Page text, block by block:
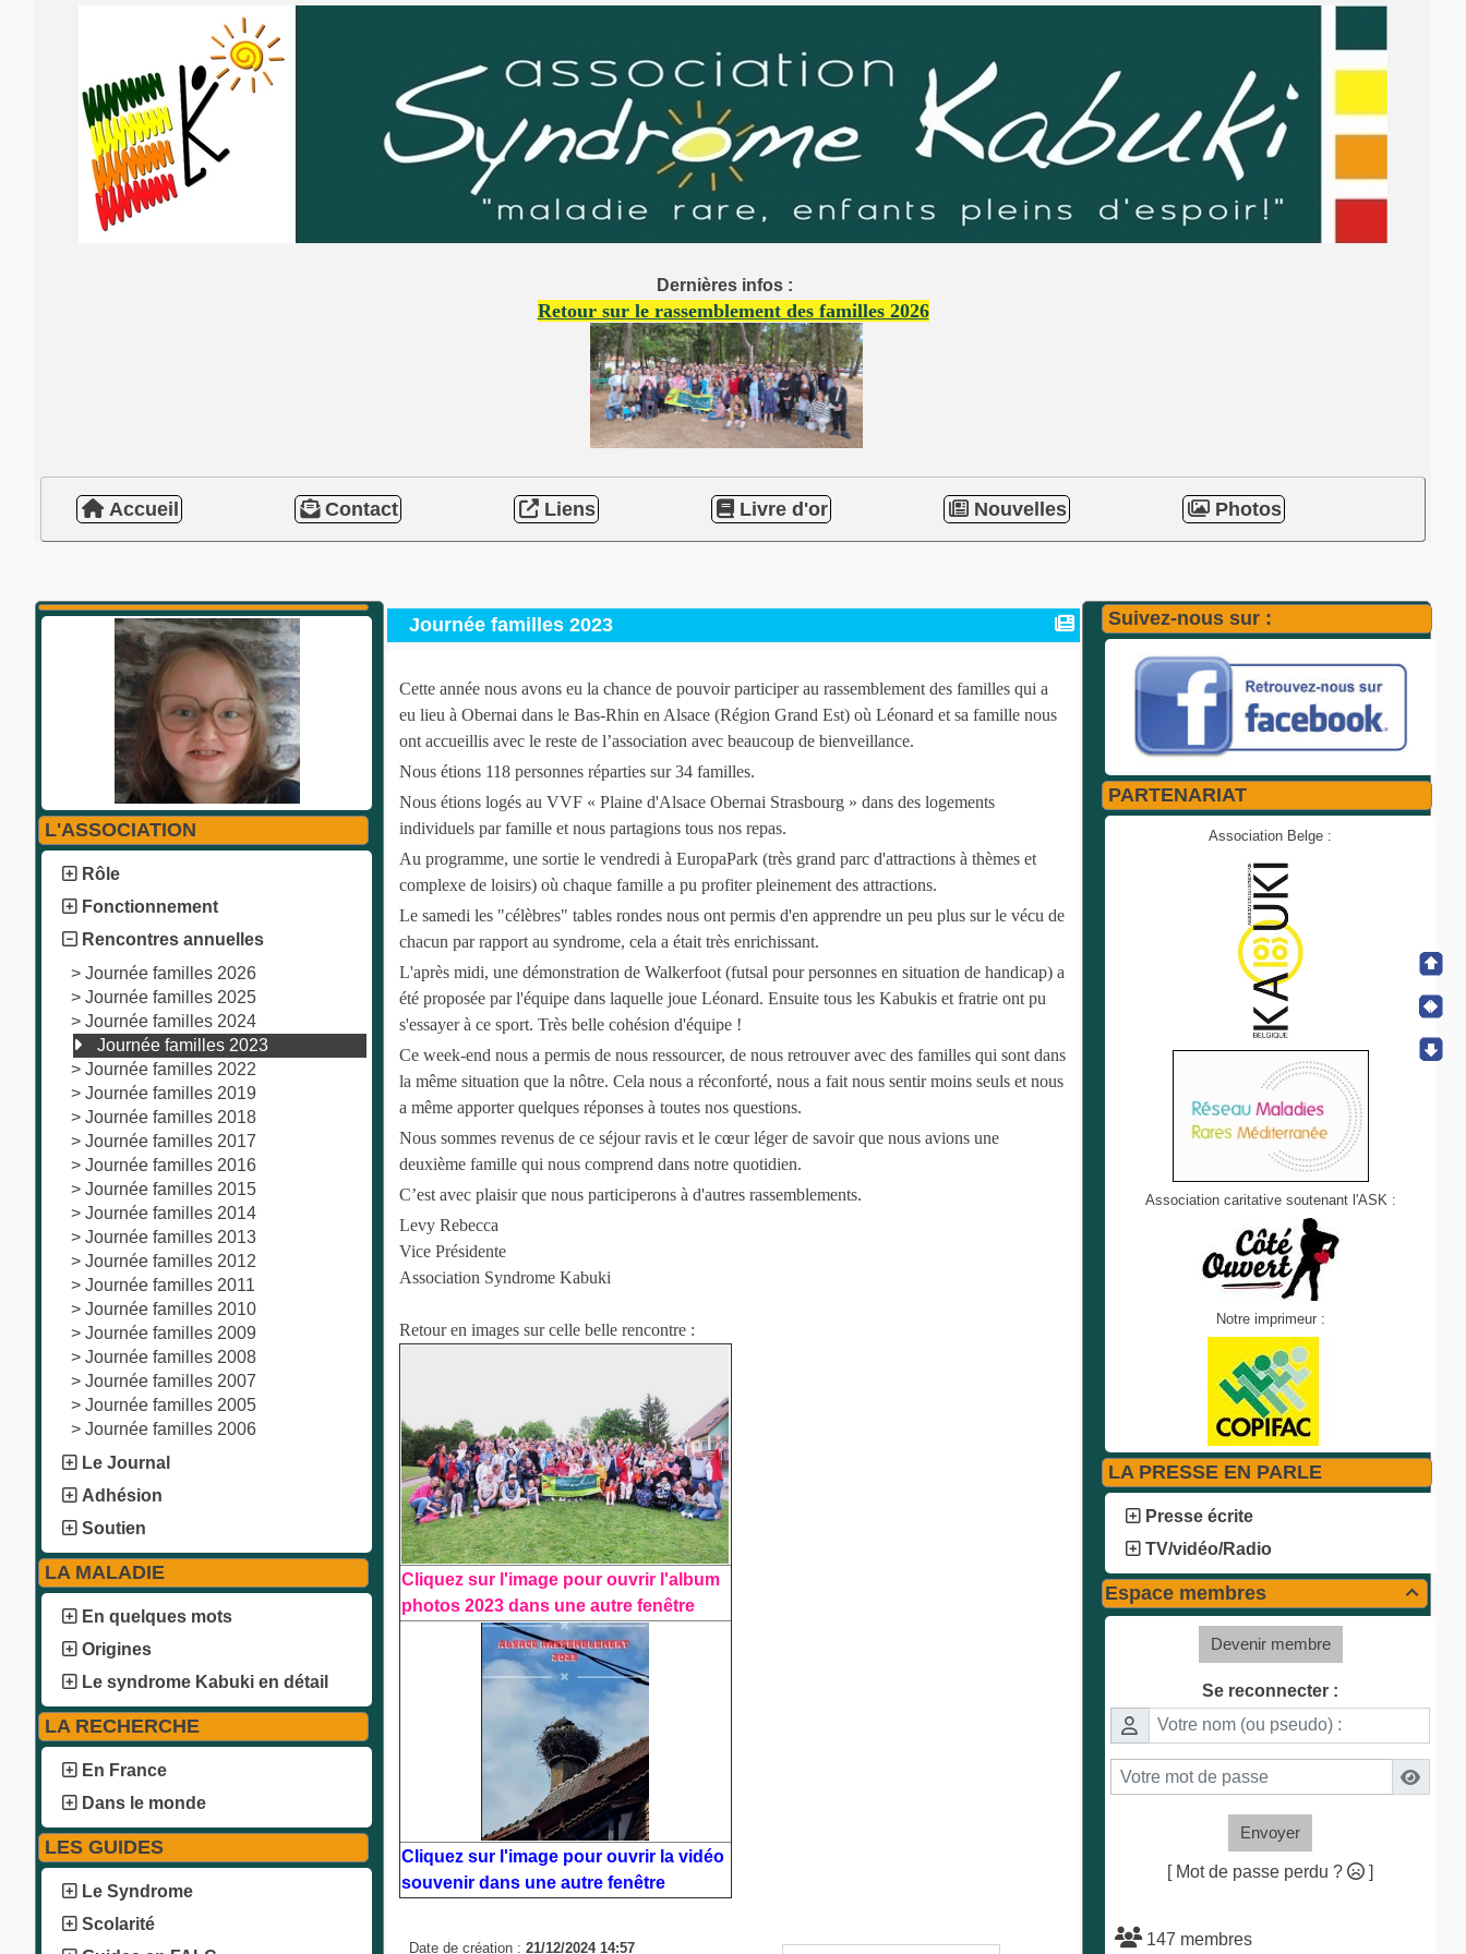
Dernières infos :
Retour sur le rassemblement des familles 2026
Accueil Contact Liens Livre d'or Nouvelles Photos
L'ASSOCIATION
Rôle
Fonctionnement
Rencontres annuelles
> Journée familles 2026
> Journée familles 2025
> Journée familles 2024
Journée familles 2023
> Journée familles 2022
> Journée familles 2019
> Journée familles 2018
> Journée familles 2017
> Journée familles 2016
> Journée familles 2015
> Journée familles 2014
> Journée familles 2013
> Journée familles 2012
> Journée familles 2011
> Journée familles 2010
> Journée familles 2009
> Journée familles 2008
> Journée familles 2007
> Journée familles 2005
> Journée familles 2006
Le Journal
Adhésion
Soutien
LA MALADIE
En quelques mots
Origines
Le syndrome Kabuki en détail
LA RECHERCHE
En France
Dans le monde
LES GUIDES
Le Syndrome
Scolarité
Journée familles 2023
Cette année nous avons eu la chance de pouvoir participer au rassemblement des familles qui a
eu lieu à Obernai dans le Bas-Rhin en Alsace (Région Grand Est) où Léonard et sa famille nous
ont accueillis avec le reste de l’association avec beaucoup de bienveillance.
Nous étions 118 personnes réparties sur 34 familles.
Nous étions logés au VVF « Plaine d'Alsace Obernai Strasbourg » dans des logements
individuels par famille et nous partagions tous nos repas.
Au programme, une sortie le vendredi à EuropaPark (très grand parc d'attractions à thèmes et
complexe de loisirs) où chaque famille a pu profiter pleinement des attractions.
Le samedi les "célèbres" tables rondes nous ont permis d'en apprendre un peu plus sur le vécu de
chacun par rapport au syndrome, cela a était très enrichissant.
L'après midi, une démonstration de Walkerfoot (futsal pour personnes en situation de handicap) a
été proposée par l'équipe dans laquelle joue Léonard. Ensuite tous les Kabukis et fratrie ont pu
s'essayer à ce sport. Très belle cohésion d'équipe !
Ce week-end nous a permis de nous ressourcer, de nous retrouver avec des familles qui sont dans
la même situation que la nôtre. Cela nous a réconforté, nous a fait nous sentir moins seuls et nous
a même apporter quelques réponses à toutes nos questions.
Nous sommes revenus de ce séjour ravis et le cœur léger de savoir que nous avions une
deuxième famille qui nous comprend dans notre quotidien.
C’est avec plaisir que nous participerons à d'autres rassemblements.
Levy Rebecca
Vice Présidente
Association Syndrome Kabuki
Retour en images sur celle belle rencontre :
Cliquez sur l'image pour ouvrir l'album
photos 2023 dans une autre fenêtre
Cliquez sur l'image pour ouvrir la vidéo
souvenir dans une autre fenêtre
Date de création : 21/12/2024 14:57
Suivez-nous sur :
PARTENARIAT
Association Belge :
Association caritative soutenant l'ASK :
Notre imprimeur :
LA PRESSE EN PARLE
Presse écrite
TV/vidéo/Radio

Espace membres
Devenir membre
Se reconnecter :
Envoyer
[ Mot de passe perdu ? ]
147 membres